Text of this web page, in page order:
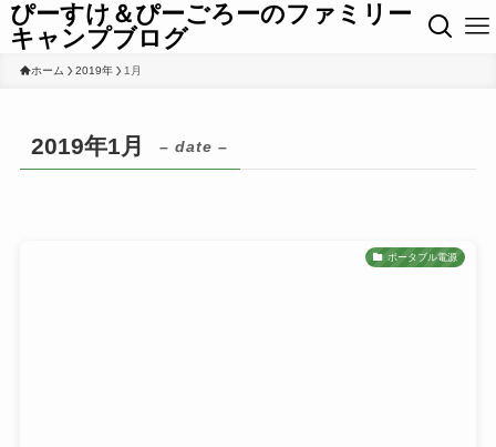
ぴーすけ＆ぴーごろーのファミリー
キャンプブログ
ホーム 2019年 1月
2019年1月 – date –
ポータブル電源